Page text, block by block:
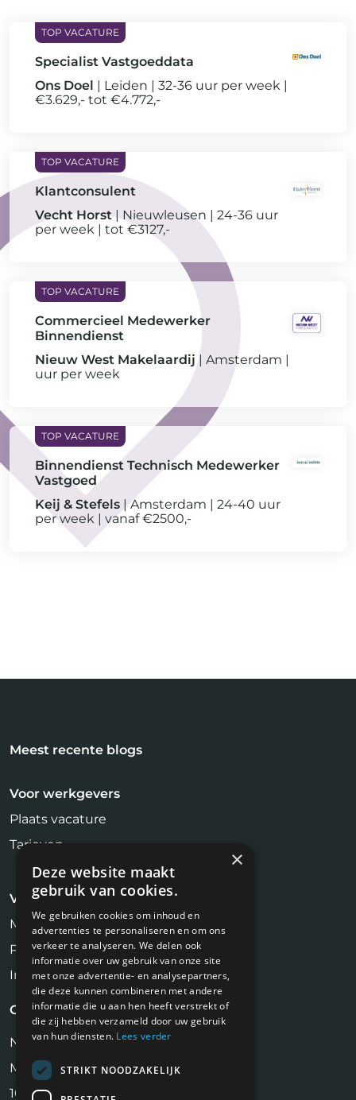
Specialist Vastgoeddata
Ons Doel
Leiden
32-36 uur per week
€3.629,- tot €4.772,-
Klantconsulent
Vecht Horst Nieuwleusen
24-36 uur
per week
tot €3127,-
Commercieel Medewerker
Binnendienst
Nieuw West Makelaardij Amsterdam
uur per week
Binnendienst Technisch Medewerker
Vastgoed
Keij & Stefels
Amsterdam
24-40 uur
per week
vanaf €2500,-
Meest recente blogs
Voor werkgevers
Plaats vacature
Tarieven
Voor kandidaten
Makelaar Vacatures
Profiel aanmaken
Inschrijven Job Alert
Contact
NiVa Media
Maassluisstraat 2
1062 GD Amsterdam
×
Deze website maakt
gebruik van cookies.
We gebruiken cookies om inhoud en
advertenties te personaliseren en om ons
verkeer te analyseren. We delen ook
informatie over uw gebruik van onze site
met onze advertentie- en analysepartners,
die deze kunnen combineren met andere
informatie die u aan hen heeft verstrekt of
die zij hebben verzameld door uw gebruik
van hun diensten. Lees verder
STRIKT NOODZAKELIJK